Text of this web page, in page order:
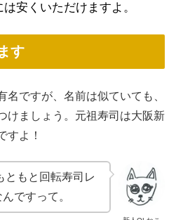
安くいただけますよ。
す
名ですが、名前は似ていても、
けましょう。元祖寿司は大阪新
すよ！
ともと回転寿司レ
ですって。